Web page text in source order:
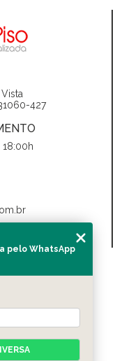
427
18:00h
pelo WhatsApp